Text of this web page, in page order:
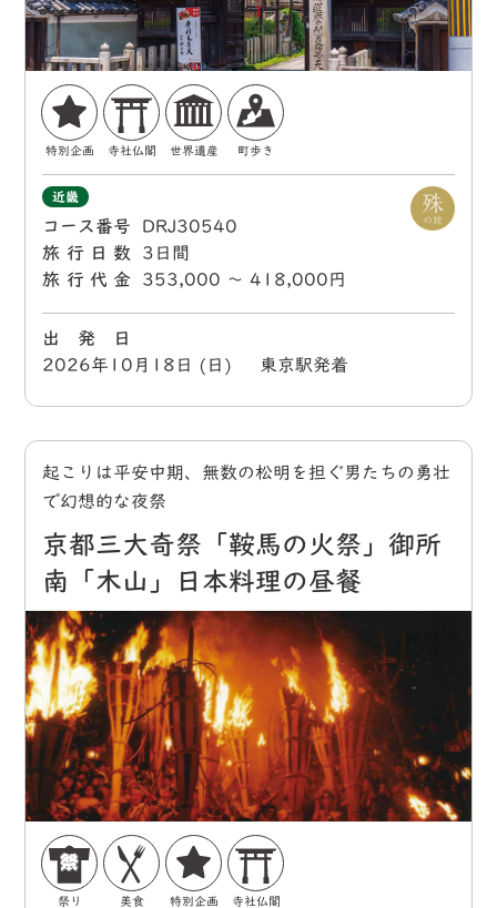
特別企画 寺社仏閣 世界遺産 町歩き
近畿
コース番号
DRJ30540
旅行日数
3日間
旅行代金
353,000 〜 418,000円
出 発 日
2026年10月18日 (日) 東京駅発着
起こりは平安中期、無数の松明を担ぐ男たちの勇壮
で幻想的な夜祭
京都三大奇祭「鞍馬の火祭」御所
南「木山」日本料理の昼餐
祭り 美食 特別企画 寺社仏閣